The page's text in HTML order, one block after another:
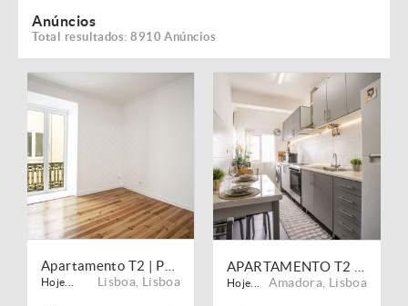
Anúncios
Total resultados: 8910 Anúncios
Hoje... Lisboa Lisboa Hoje... Amadora Lisboa